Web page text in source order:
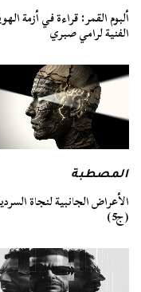
ألبوم القمر: قراءة في أزمة
الفنية لرامي صبري
المصطبة
الأعراض الجانبية لنجاة
(ج5)